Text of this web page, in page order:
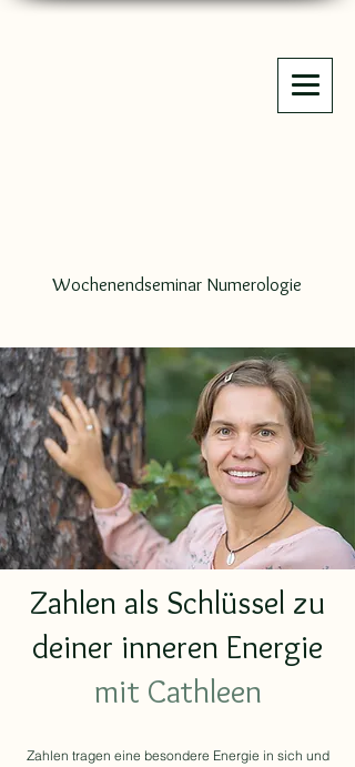
Wochenendseminar Numerologie
Zahlen als Schlüssel zu
deiner inneren Energie
mit Cathleen
Zahlen tragen eine besondere Energie in sich und